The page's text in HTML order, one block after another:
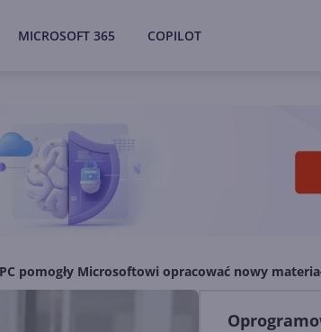
MICROSOFT 365 COPILOT
pomogły Microsoftowi opracować nowy